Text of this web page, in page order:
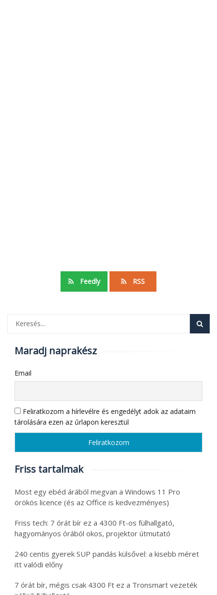
Feedly RSS
Maradj naprakész
Email
Feliratkozom a hírlevélre és engedélyt adok az adataim
tárolására ezen az űrlapon keresztül
Friss tartalmak
Most egy ebéd árából megvan a Windows 11 Pro
örökös licence (és az Office is kedvezményes)
Friss tech: 7 órát bír ez a 4300 Ft-os fülhallgató,
hagyományos órából okos, projektor útmutató
240 centis gyerek SUP pandás külsővel: a kisebb méret
itt valódi előny
7 órát bír, mégis csak 4300 Ft ez a Tronsmart vezeték